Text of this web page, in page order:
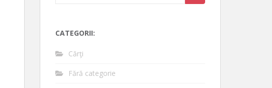
CATEGORII:
Cărţi
Fără categorie